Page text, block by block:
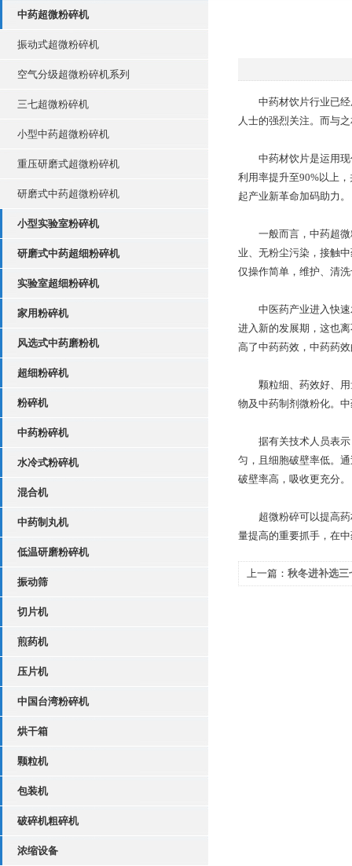
中药超微粉碎机
振动式超微粉碎机
空气分级超微粉碎机系列
三七超微粉碎机
小型中药超微粉碎机
重压研磨式超微粉碎机
研磨式中药超微粉碎机
小型实验室粉碎机
研磨式中药超细粉碎机
实验室超细粉碎机
家用粉碎机
风选式中药磨粉机
超细粉碎机
粉碎机
中药粉碎机
水冷式粉碎机
混合机
中药制丸机
低温研磨粉碎机
振动筛
切片机
煎药机
压片机
中国台湾粉碎机
烘干箱
颗粒机
包装机
破碎机粗碎机
浓缩设备
中药材饮片行业已经
人士的强烈关注。而与
中药材饮片是运用现
利用率提升至90%以上
起产业新革命加码助力。
一般而言，中药超微
业、无粉尘污染，接触
仅操作简单，维护、清
中医药产业进入快速
进入新的发展期，这也
高了中药药效，中药药
颗粒细、药效好、用
物及中药制剂微粉化。
据有关技术人员表示
匀，且细胞破壁率低。
破壁率高，吸收更充分。
超微粉碎可以提高药
量提高的重要抓手，在
上一篇： 秋冬进补选三